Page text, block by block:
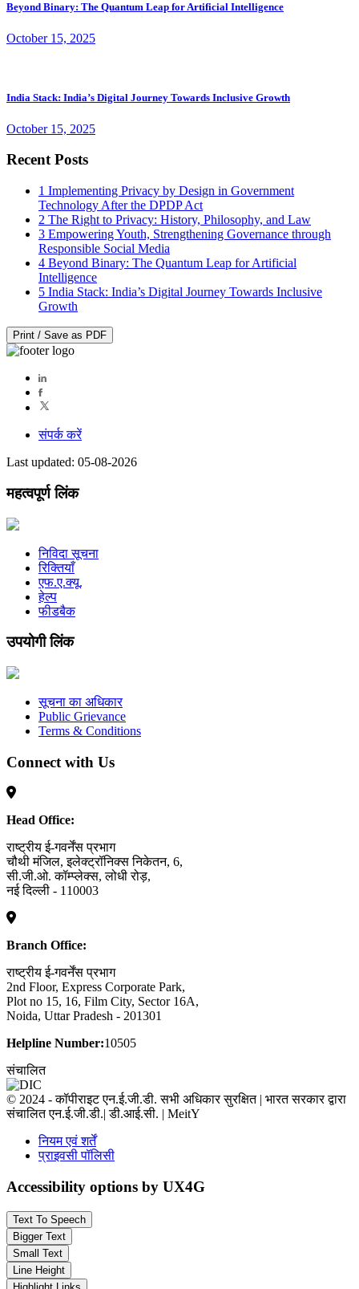
Beyond Binary: The Quantum Leap for Artificial Intelligence
October 15, 2025
India Stack: India’s Digital Journey Towards Inclusive Growth
October 15, 2025
Recent Posts
1 Implementing Privacy by Design in Government
Technology After the DPDP Act
2 The Right to Privacy: History, Philosophy, and Law
3 Empowering Youth, Strengthening Governance through
Responsible Social Media
4 Beyond Binary: The Quantum Leap for Artificial
Intelligence
5 India Stack: India’s Digital Journey Towards Inclusive
Growth
Print / Save as PDF
संपर्क करें
Last updated: 05-08-2026
महत्वपूर्ण लिंक
निविदा सूचना
रिक्तियाँ
एफ.ए.क्यू.
हेल्प
फीडबैक
उपयोगी लिंक
सूचना का अधिकार
Public Grievance
Terms & Conditions
Connect with Us
Head Office:
राष्ट्रीय ई-गवर्नेंस प्रभाग
चौथी मंजिल, इलेक्ट्रॉनिक्स निकेतन, 6,
सी.जी.ओ. कॉम्प्लेक्स, लोधी रोड़,
नई दिल्ली - 110003
Branch Office:
राष्ट्रीय ई-गवर्नेंस प्रभाग
2nd Floor, Express Corporate Park,
Plot no 15, 16, Film City, Sector 16A,
Noida, Uttar Pradesh - 201301
Helpline Number:10505
संचालित
© 2024 - कॉपीराइट एन.ई.जी.डी. सभी अधिकार सुरक्षित | भारत सरकार द्वारा
संचालित एन.ई.जी.डी.| डी.आई.सी. | MeitY
नियम एवं शर्तें
प्राइवसी पॉलिसी
Accessibility options by UX4G
Text To Speech
Bigger Text
Small Text
Line Height